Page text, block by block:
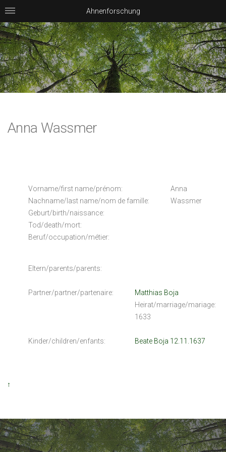
Anna Wassmer
Vorname/first name/prénom:
Anna
Nachname/last name/nom de famille:
Wassmer
Geburt/birth/naissance:
Tod/death/mort:
Beruf/occupation/métier:
Eltern/parents/parents:
Partner/partner/partenaire:
Matthias Boja
Heirat/marriage/mariage:
1633
Kinder/children/enfants: Beate Boja 12.11.1637
↑
Ahnenforschung